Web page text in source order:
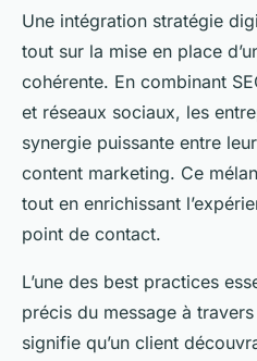
Une intégration stratégie
tout sur la mise en place
cohérente. En combinant
et réseaux sociaux, les
synergie puissante entre
content marketing. Ce
tout en enrichissant
point de contact.
L’une des best practices
précis du message à
signifie qu’un client